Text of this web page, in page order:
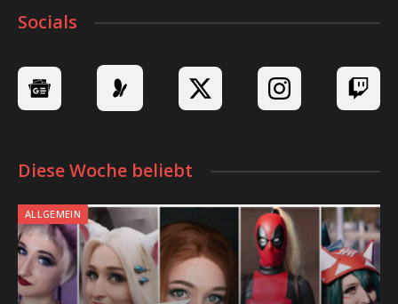
Socials
Diese Woche beliebt
ALLGEMEIN